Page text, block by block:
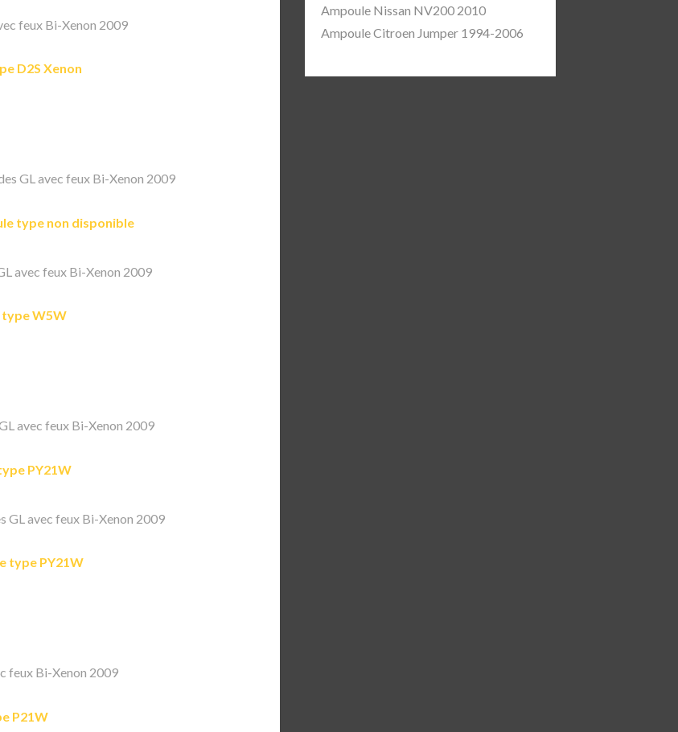
feux Bi-Xenon 2009
D2S Xenon
GL avec feux Bi-Xenon 2009
type non disponible
avec feux Bi-Xenon 2009
type W5W
avec feux Bi-Xenon 2009
PY21W
GL avec feux Bi-Xenon 2009
type PY21W
feux Bi-Xenon 2009
P21W
Ampoule Nissan NV200 2010
Ampoule Citroen Jumper 1994-2006